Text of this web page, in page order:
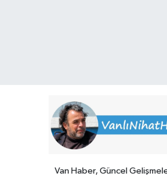
Van Haber, Güncel